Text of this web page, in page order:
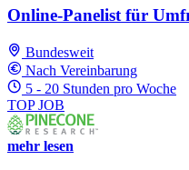
Online-Panelist für
Bundesweit
Nach Vereinbarung
5 - 20 Stunden pro Woche
TOP JOB
mehr lesen